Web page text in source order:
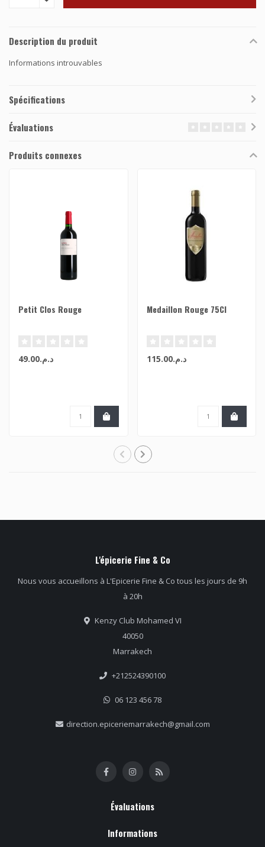
Description du produit
Informations introuvables
Spécifications
Évaluations
Produits connexes
Petit Clos Rouge
د.م.49.00
Medaillon Rouge 75Cl
د.م.115.00
L'épicerie Fine & Co
Nous vous accueillons à L'Epicerie Fine & Co tous les jours de 9h
à 20h
Kenzy Club Mohamed VI
40050
Marrakech
+212524390100
06 123 456 78
direction.epiceriemarrakech@gmail.com
Évaluations
Informations